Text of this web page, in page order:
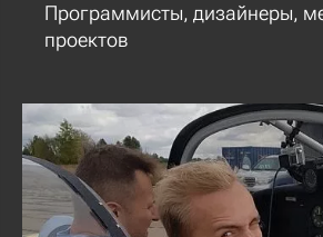
Программисты, дизайнеры,
проектов